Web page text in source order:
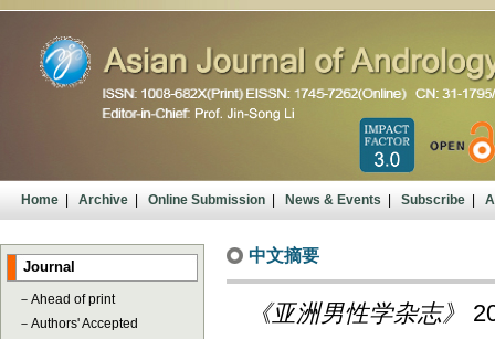
Home| Archive| Online Submission| News & Events| Subscribe|
Journal
－ Ahead of print
－ Authors' Accepted
中文摘要
《亚洲男性学杂志》